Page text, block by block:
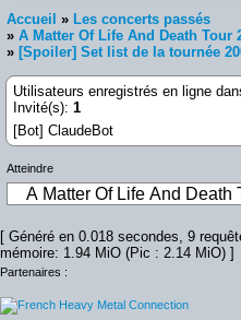
Accueil » Les concerts passés
» A Matter Of Life And Death Tour
» [Spoiler] Set list de la tournée
Utilisateurs enregistrés en ligne
Invité(s): 1
[Bot] ClaudeBot
Atteindre
[ Généré en 0.018 secondes, 9
mémoire: 1.94 MiO (Pic : 2.14 MiO) ]
Partenaires :